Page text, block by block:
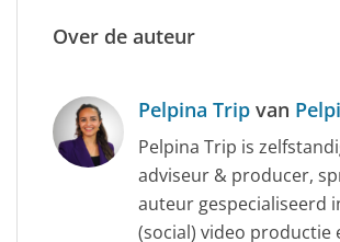
Over de auteur
Pelpina Trip van
Pelpina Trip is
adviseur & producer,
auteur gespecialiseerd
(social) video productie